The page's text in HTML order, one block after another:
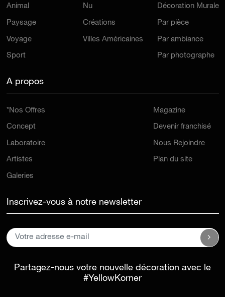
Animal
Paysage
Voyage
Sport
Nu
Créations
Villes Américaines
Décoration Murale
Par pièce
Par ambiance
Par photographe
A propos
*Nos Offres
Concept
Laboratoire
Artistes
Galeries
Magazine
Devenir franchisé
Nous Rejoindre
Plan du site
Inscrivez-vous à notre newsletter
Partagez-nous votre nouvelle décoration avec le
#YellowKorner